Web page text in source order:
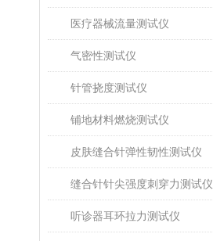
医疗器械流量测试仪
气密性测试仪
针管挠度测试仪
铺地材料燃烧测试仪
皮肤缝合针弹性韧性测试仪
缝合针针尖强度刺穿力测试仪
听诊器耳环拉力测试仪